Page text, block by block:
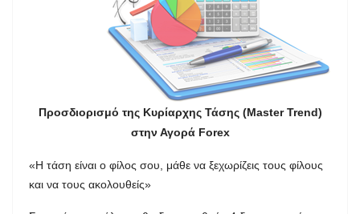
Προσδιορισμό της Κυρίαρχης Τάσης (Master Trend)
στην Αγορά Forex
«Η τάση είναι ο φίλος σου, μάθε να ξεχωρίζεις τους φίλους
και να τους ακολουθείς»